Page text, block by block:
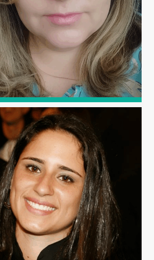
MARTINS MOURA
FERREIRA
Licenciatura pela Universidade do
Grande do Norte (2010), mestrado em
Federal do Amazonas (2013) e
pela Universidade Federal Rural
do Semi-Árido (UFERSA).